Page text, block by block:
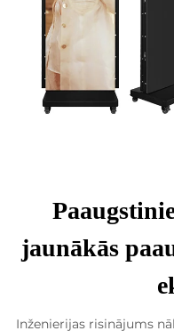
jaunākās
Inženierijas risinājums